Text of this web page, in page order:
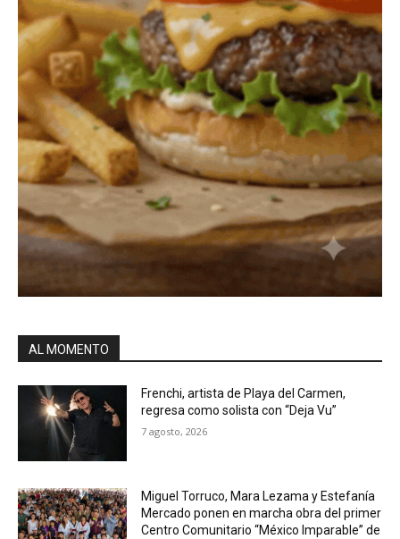
AL MOMENTO
Frenchi, artista de Playa del Carmen,
regresa como solista con “Deja Vu”
7 agosto, 2026
Miguel Torruco, Mara Lezama y Estefanía
Mercado ponen en marcha obra del primer
Centro Comunitario “México Imparable” de